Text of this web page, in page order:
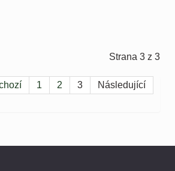
Strana 3 z 3
1 2 3
Následující